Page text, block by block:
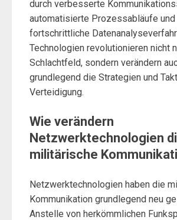
durch verbesserte
automatisierte Prozessabläufe und
fortschrittliche
Technologien revolutionieren nicht
Schlachtfeld, sondern verändern
grundlegend die Strategien und
Verteidigung.
Wie verändern
Netzwerktechnologien
militärische
Netzwerktechnologien haben die
Kommunikation grundlegend neu
Anstelle von herkömmlichen